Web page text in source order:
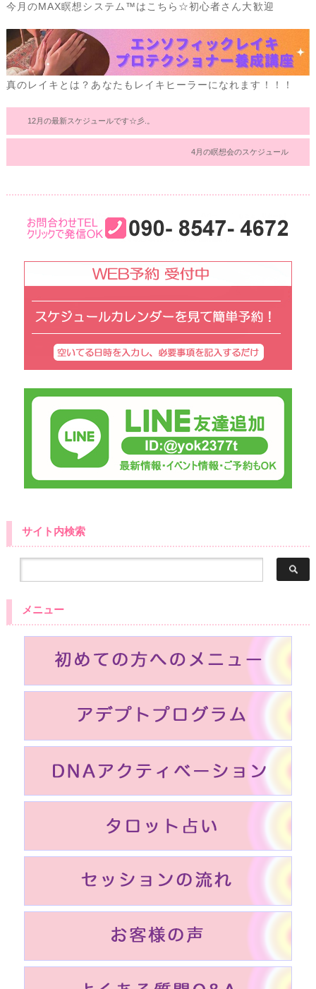
今月のMAX瞑想システム™はこちら☆初心者さん大歓迎
真のレイキとは？あなたもレイキヒーラーになれます！！！
12月の最新スケジュールです☆彡.。
4月の瞑想会のスケジュール
サイト内検索
メニュー